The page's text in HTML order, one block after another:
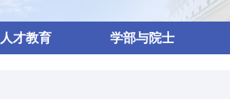
人才教育 学部与院士